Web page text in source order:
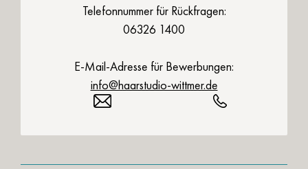
Telefonnummer für Rückfragen:
06326 1400
E-Mail-Adresse für Bewerbungen:
info@haarstudio-wittmer.de